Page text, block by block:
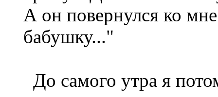
А он повернулся ко
бабушку..."
До самого утра я